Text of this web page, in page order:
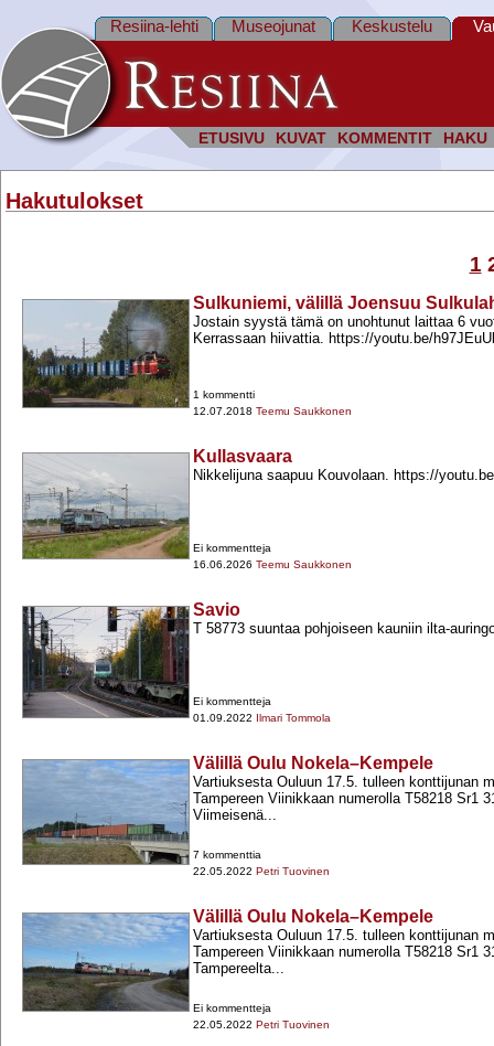
ETUSIVU KUVAT KOMMENTIT HAKU
Resiina-lehti Museojunat Keskustelu
Hakutulokset
1
Sulkuniemi, välillä Joensuu
Jostain syystä tämä on unohtunut laittaa 6
Kerrassaan hiivattia. https://youtu.be/
1 kommentti
12.07.2018 Teemu Saukkonen
Kullasvaara
Nikkelijuna saapuu Kouvolaan. https://
Ei kommentteja
16.06.2026 Teemu Saukkonen
Savio
T 58773 suuntaa pohjoiseen kauniin ilta-​
Ei kommentteja
01.09.2022 Ilmari Tommola
Välillä Oulu Nokela–Kempele
Vartiuksesta Ouluun 17.5. tulleen konttijunan
Tampereen Viinikkaan numerolla T58218 Sr1
Viimeisenä...
7 kommenttia
22.05.2022 Petri Tuovinen
Välillä Oulu Nokela–Kempele
Vartiuksesta Ouluun 17.5. tulleen konttijunan
Tampereen Viinikkaan numerolla T58218 Sr1
Tampereelta...
Ei kommentteja
22.05.2022 Petri Tuovinen